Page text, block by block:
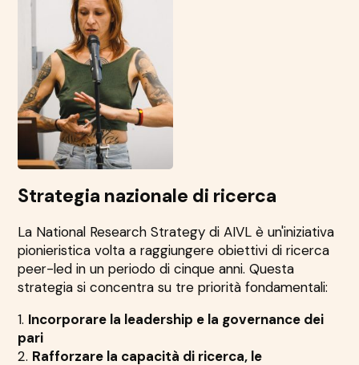
Strategia nazionale di ricerca
La National Research Strategy di AIVL è un'iniziativa
pionieristica volta a raggiungere obiettivi di ricerca
peer-led in un periodo di cinque anni. Questa
strategia si concentra su tre priorità fondamentali:
1. Incorporare la leadership e la governance dei
pari
2. Rafforzare la capacità di ricerca, le